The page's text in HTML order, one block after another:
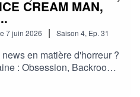
CREAM MAN,
7 juin 2026 | Saison 4, Ep. 31
en matière d'horreur ?
: Obsession, Backrooms,
man, Fall 2, Evil dead, Until
actus !Sorties ciné,